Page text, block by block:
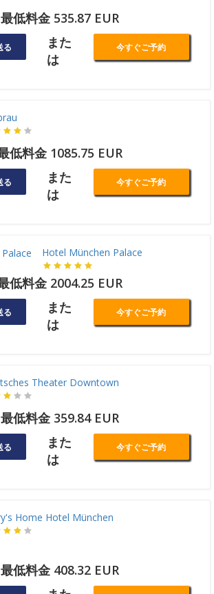
最低料金 535.87 EUR
る
また
は
今すぐご予約
低料金 1085.75 EUR
る
また
は
今すぐご予約
Hotel München Palace
低料金 2004.25 EUR
る
また
は
今すぐご予約
Theater Downtown
最低料金 359.84 EUR
る
また
は
今すぐご予約
Home Hotel München
最低料金 408.32 EUR